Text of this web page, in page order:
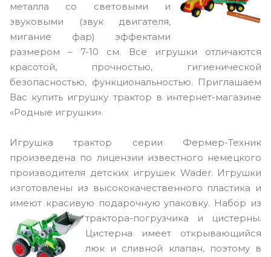
металла со световыми и
звуковыми (звук двигателя,
мигание фар) эффектами
размером – 7-10 см. Все игрушки отличаются
красотой, прочностью, гигиенической
безопасностью, функциональностью. Приглашаем
Вас купить игрушку трактор в интернет-магазине
«Родные игрушки».
Игрушка трактор серии Фермер-Техник
произведена по лицензии известного немецкого
производителя детских игрушек Wader. Игрушки
изготовлены из высококачественного пластика и
имеют красивую подарочную упаковку. Набор из
трактора-погрузчика и цистерны.
Цистерна имеет открывающийся
люк и сливной клапан, поэтому в